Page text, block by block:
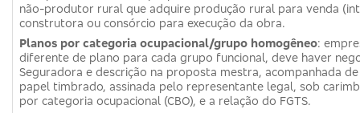
não-produtor rural que adquire produção rural para venda
construtora ou consórcio para execução da obra.
Planos por categoria ocupacional/grupo homogêneo:
diferente de plano para cada grupo funcional, deve haver
Seguradora e descrição na proposta mestra, acompanhada
papel timbrado, assinada pelo representante legal, sob
por categoria ocupacional (CBO), e a relação do FGTS.